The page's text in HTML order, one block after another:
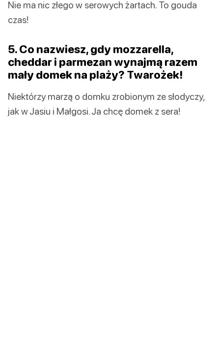
Nie ma nic złego w serowych żartach. To gouda
czas!
5. Co nazwiesz, gdy mozzarella,
cheddar i parmezan wynajmą razem
mały domek na plaży? Twarożek!
Niektórzy marzą o domku zrobionym ze słodyczy,
jak w Jasiu i Małgosi. Ja chcę domek z sera!